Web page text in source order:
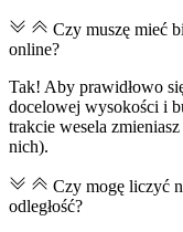
Czy muszę mieć
online?
Tak! Aby prawidłowo
docelowej wysokości i
trakcie wesela
nich).
Czy mogę liczyć
odległość?